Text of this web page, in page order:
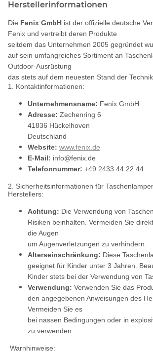
Herstellerinformationen
Die Fenix GmbH ist der offizielle deutsche
Fenix und vertreibt deren Produkte
seitdem das Unternehmen 2005 gegründet
auf sein umfangreiches Sortiment an
Outdoor-Ausrüstung
das stets auf dem neuesten Stand der
1. Kontaktinformationen:
Unternehmensname: Fenix GmbH
Adresse: Zechenring 6
41836 Hückelhoven
Deutschland
Website: www.fenix.de
E-Mail: info@fenix.de
Telefonnummer: +49 2433 44 22 44
2. Sicherheitsinformationen für
Herstellers:
Achtung: Die Verwendung von
Risiken beinhalten. Vermeiden Sie
die Augen
um Augenverletzungen zu verhindern.
Alterseinschränkung: Diese
geeignet für Kinder unter 3 Jahren.
Kinder stets bei der Verwendung von
Verwendung: Verwenden Sie das
den angegebenen Anweisungen des
Vermeiden Sie es
bei nassen Bedingungen oder in
zu verwenden.
Warnhinweise: